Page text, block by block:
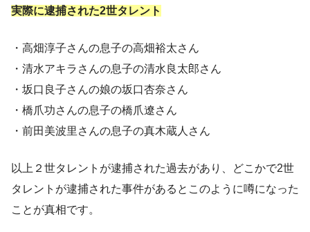
実際に逮捕された2世タレント
・高畑淳子さんの息子の高畑裕太さん
・清水アキラさんの息子の清水良太郎さん
・坂口良子さんの娘の坂口杏奈さん
・橋爪功さんの息子の橋爪遼さん
・前田美波里さんの息子の真木蔵人さん
以上２世タレントが逮捕された過去があり、どこかで2世
タレントが逮捕された事件があるとこのように噂になった
ことが真相です。